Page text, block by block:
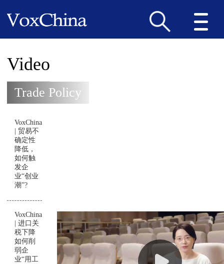
Video
Trade Policy
VoxChina
| 贸易不
确定性
降低，
如何触
发企
业“创业
潮”?
VoxChina
| 进口关
税下降
如何削
弱企
业“用工